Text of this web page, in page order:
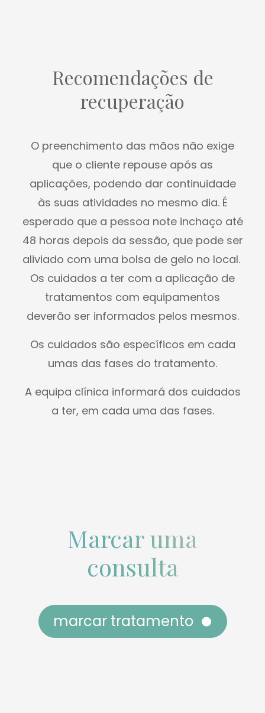
Recomendações de
recuperação
O preenchimento das mãos não exige
que o cliente repouse após as
aplicações, podendo dar continuidade
às suas atividades no mesmo dia. É
esperado que a pessoa note inchaço até
48 horas depois da sessão, que pode ser
aliviado com uma bolsa de gelo no local.
Os cuidados a ter com a aplicação de
tratamentos com equipamentos
deverão ser informados pelos mesmos.
Os cuidados são específicos em cada
umas das fases do tratamento.
A equipa clínica informará dos cuidados
a ter, em cada uma das fases.
Marcar uma
consulta
marcar tratamento